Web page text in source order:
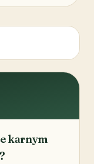
karnym